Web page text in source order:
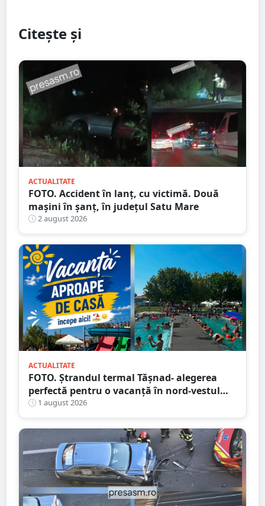
Citește și
ACTUALITATE
FOTO. Accident în lanț, cu victimă. Două
mașini în șanț, în județul Satu Mare
2 august 2026
ACTUALITATE
FOTO. Ștrandul termal Tășnad- alegerea
perfectă pentru o vacanță în nord-vestul
României
1 august 2026